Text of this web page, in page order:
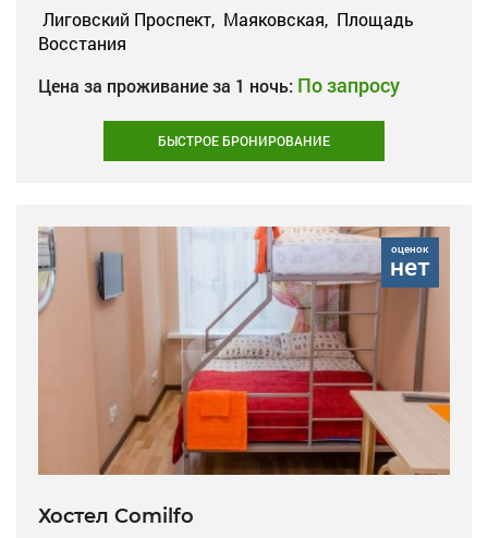
Лиговский Проспект, Маяковская, Площадь
Восстания
Цена за проживание за 1 ночь: По запросу
БЫСТРОЕ БРОНИРОВАНИЕ
оценок
нет
Хостел Comilfo